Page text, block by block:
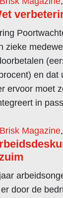
zieke
en dat
ervoor moet
in
Magazine
door de